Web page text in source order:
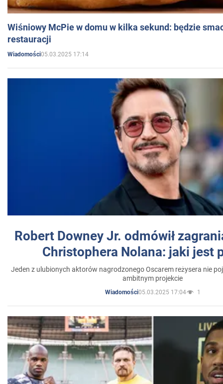
Wiśniowy McPie w domu w kilka sekund: będzie
restauracji
Wiadomości05.03.2025 17:14
Robert Downey Jr. odmówił
Christophera Nolana: jaki jest
Jeden z ulubionych aktorów nagrodzonego Oscarem reżysera nie
ambitnym projekcie
Wiadomości05.03.2025 17:04 1